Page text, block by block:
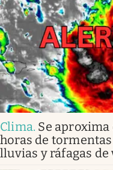
Clima. Se
horas de
lluvias y ráfagas